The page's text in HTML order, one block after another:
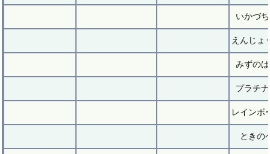
いかづ
えんじょ
みずの
プラチ
レインボ
ときの